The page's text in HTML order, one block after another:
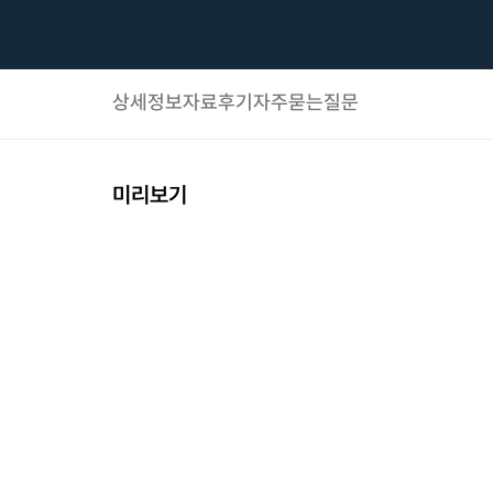
상세정보자료후기 자주묻는질문
미리보기